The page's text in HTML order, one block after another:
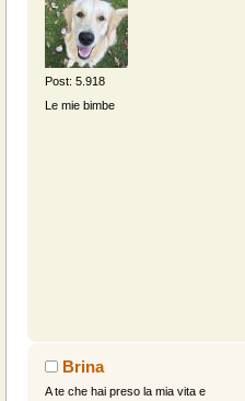
Post: 5.918
Le mie bimbe
Brina
A te che hai preso la mia vita e